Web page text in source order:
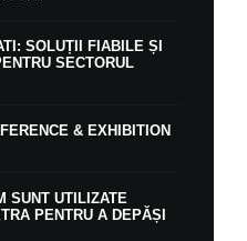
SOLUȚII FIABILE ȘI
SECTORUL
& EXHIBITION
SUNT UTILIZATE
PENTRU A DEPĂȘI